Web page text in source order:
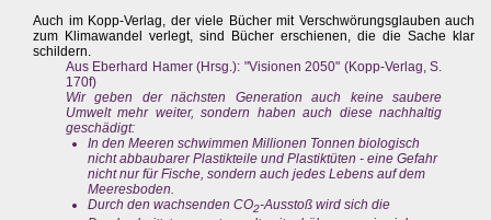
Auch im Kopp-Verlag, der viele Bücher mit Verschwörungsglauben auch
zum Klimawandel verlegt, sind Bücher erschienen, die die Sache klar
schildern.
Aus Eberhard Hamer (Hrsg.): "Visionen 2050" (Kopp-Verlag, S.
170f)
Wir geben der nächsten Generation auch keine saubere
Umwelt mehr weiter, sondern haben auch diese nachhaltig
geschädigt:
In den Meeren schwimmen Millionen Tonnen biologisch
nicht abbaubarer Plastikteile und Plastiktüten - eine Gefahr
nicht nur für Fische, sondern auch jedes Lebens auf dem
Meeresboden.
Durch den wachsenden CO2-Ausstoß wird sich die